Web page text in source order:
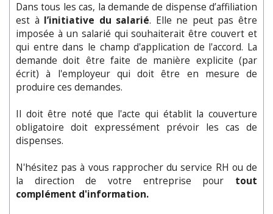
Dans tous les cas, la demande de dispense d’affiliation
est à l’initiative du salarié. Elle ne peut pas être
imposée à un salarié qui souhaiterait être couvert et
qui entre dans le champ d'application de l'accord. La
demande doit être faite de manière explicite (par
écrit) à l'employeur qui doit être en mesure de
produire ces demandes.
Il doit être noté que l'acte qui établit la couverture
obligatoire doit expressément prévoir les cas de
dispenses.
N'hésitez pas à vous rapprocher du service RH ou de
la direction de votre entreprise pour tout
complément d'information.